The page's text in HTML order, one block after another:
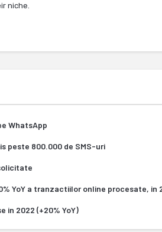
niche.
WhatsApp
peste 800.000 de SMS-uri
YoY a tranzactiilor online procesate, in
in 2022 (+20% YoY)